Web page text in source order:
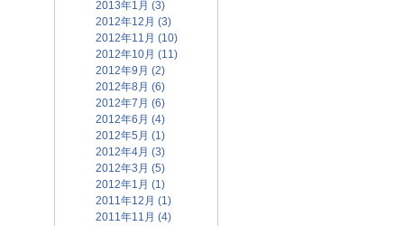
2013年1月 (3)
2012年12月 (3)
2012年11月 (10)
2012年10月 (11)
2012年9月 (2)
2012年8月 (6)
2012年7月 (6)
2012年6月 (4)
2012年5月 (1)
2012年4月 (3)
2012年3月 (5)
2012年1月 (1)
2011年12月 (1)
2011年11月 (4)